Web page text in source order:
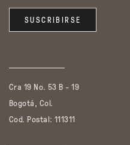
Cra 19 No. 53 B - 19
Bogotá, Col.
Cod. Postal: 111311